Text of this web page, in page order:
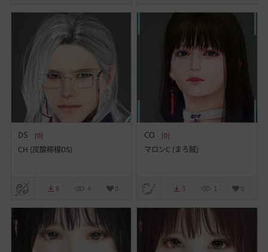
DS [0]
CH (炭酸檸檬DS)
8 4 0
CO [0]
マロンC (まろ賊)
3 1 0